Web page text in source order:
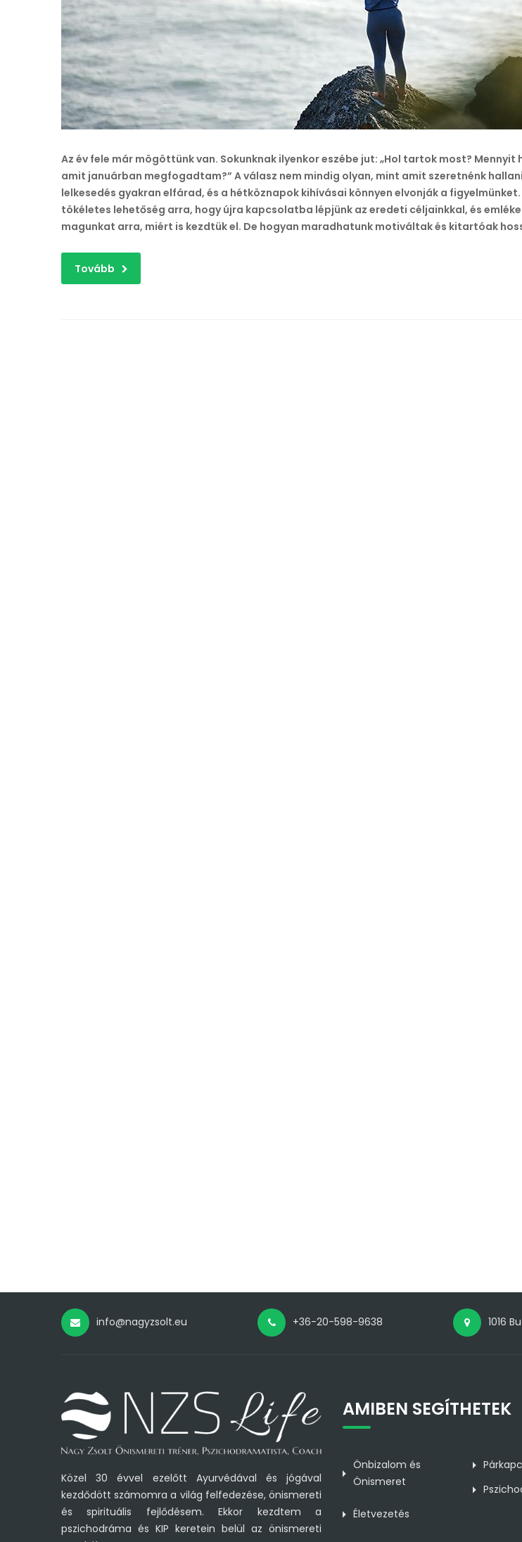
Az év fele már mögöttünk van. Sokunknak ilyenkor eszébe jut: „Hol tartok most?
amit januárban megfogadtam?” A válasz nem mindig olyan, mint amit szeretnénk
lelkesedés gyakran elfárad, és a hétköznapok kihívásai könnyen elvonják a figyelmünket.
tökéletes lehetőség arra, hogy újra kapcsolatba lépjünk az eredeti céljainkkal, és
magunkat arra, miért is kezdtük el. De hogyan maradhatunk motiváltak és kitartóak
Tovább
info@nagyzsolt.eu +36-20-598-9638 1016
Közel 30 évvel ezelőtt Ayurvédával és jógával
kezdődött számomra a világ felfedezése, önismereti
és spirituális fejlődésem. Ekkor kezdtem a
pszichodráma és KIP keretein belül az önismereti
AMIBEN SEGÍTHETEK
Önbizalom és
Önismeret
Életvezetés